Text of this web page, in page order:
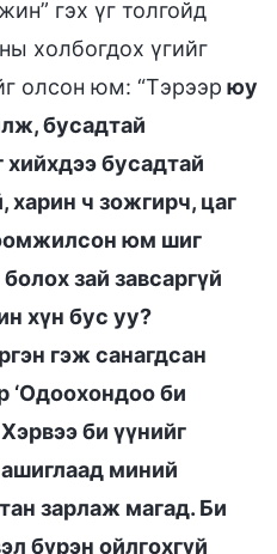
гэх үг толгойд
холбогдох үгийг
олсон юм: “Тэрээр юу
бусадтай
хийхдээ бусадтай
харин ч зожгирч, цаг
юм шиг
зай завсаргүй
хүн бус уу?
гэж санагдсан
‘Одоохондоо би
би үүнийг
миний
зарлаж магад. Би
бүрэн ойлгохгүй